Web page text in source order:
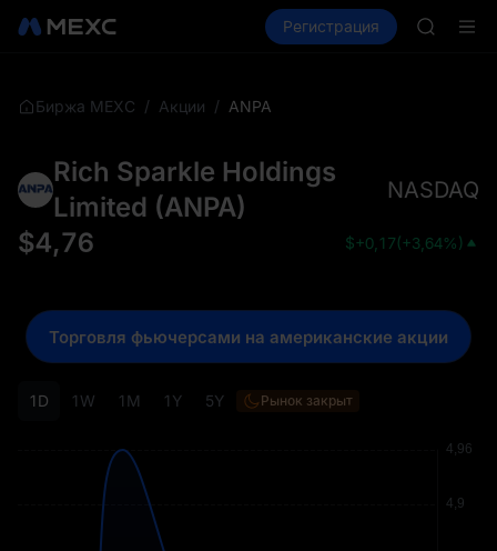
Рынки Спот Фьючерсы
Регистрация
SKYAI
SPCX
Биржа MEXC / Акции / ANPA
Rich Sparkle Holdings
Limited (ANPA)
NASDAQ
$4,76 $+0,17(+3,64%)
1D 1W 1M 1Y 5Y Рынок закрыт
Торговля фьючерсами на американские акции